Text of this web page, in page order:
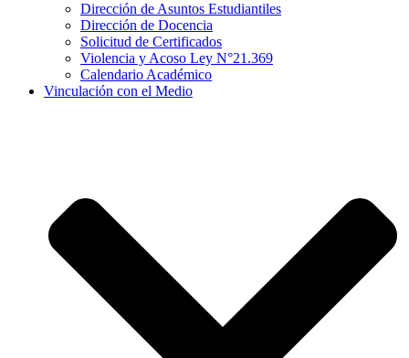
Dirección de Asuntos Estudiantiles
Dirección de Docencia
Solicitud de Certificados
Violencia y Acoso Ley N°21.369
Calendario Académico
Vinculación con el Medio